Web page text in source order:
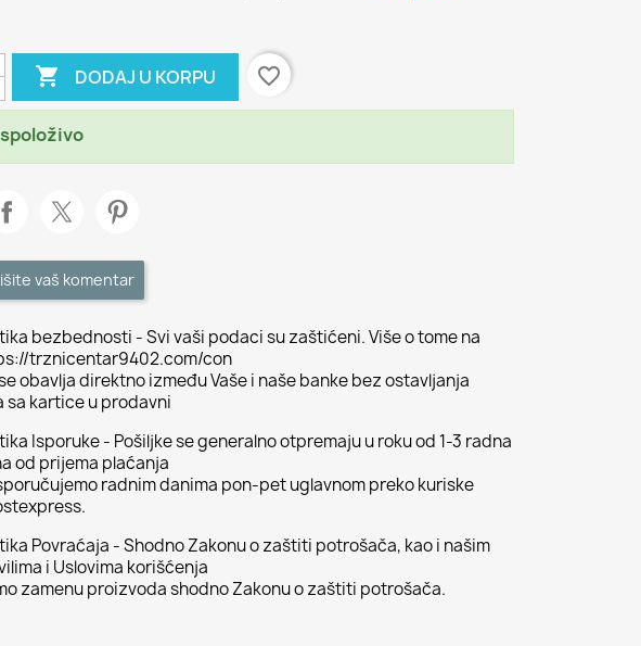
 DODAJ U KORPU favorite_border
vaš komentar
bezbednosti - Svi vaši podaci su zaštićeni. Više o tome na
trznicentar9402.com/con
obavlja direktno između Vaše i naše banke bez ostavljanja
sa kartice u prodavni
Isporuke - Pošiljke se generalno otpremaju u roku od 1-3 radna
od prijema plaćanja
radnim danima pon-pet uglavnom preko kuriske
Povraćaja - Shodno Zakonu o zaštiti potrošača, kao i našim
i Uslovima korišćenja
zamenu proizvoda shodno Zakonu o zaštiti potrošača.